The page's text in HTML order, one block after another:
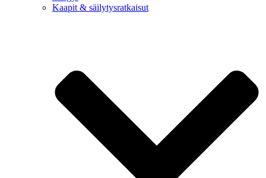
Kaapit & säilytysratkaisut